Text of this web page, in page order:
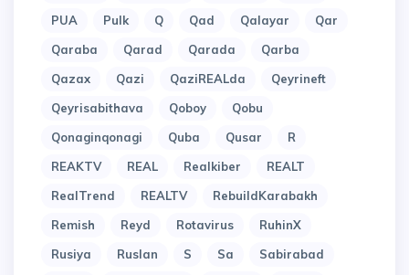
PUA
Pulk Q Qad Qalayar
Qar
Qaraba
Qarad Qarada
Qarba
Qazax
Qazi QaziREALda
Qeyrineft
Qeyrisabithava
Qoboy
Qobu
Qonaginqonagi
Quba Qusar
R
REAKTV
REAL Realkiber
REALT
RealTrend
REALTV
RebuildKarabakh
Remish
Reyd Rotavirus
RuhinX
Rusiya
Ruslan S Sa
Sabirabad